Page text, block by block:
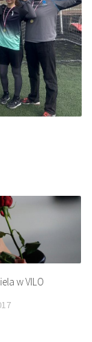
w VILO